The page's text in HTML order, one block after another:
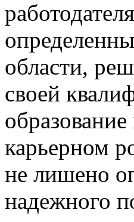
области,
своей
карьерном
не лишено
надежного